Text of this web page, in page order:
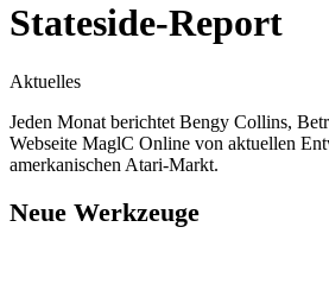
Stateside-Report
Aktuelles
Jeden Monat berichtet Bengy Collins,
Webseite MaglC Online von aktuellen
amerkanischen Atari-Markt.
Neue Werkzeuge